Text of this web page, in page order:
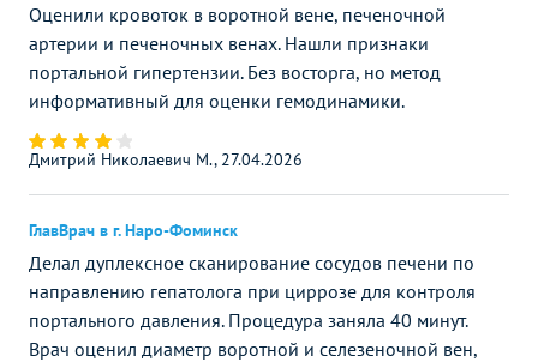
Оценили кровоток в воротной вене, печеночной
артерии и печеночных венах. Нашли признаки
портальной гипертензии. Без восторга, но метод
информативный для оценки гемодинамики.
Дмитрий Николаевич М., 27.04.2026
ГлавВрач в г. Наро-Фоминск
Делал дуплексное сканирование сосудов печени по
направлению гепатолога при циррозе для контроля
портального давления. Процедура заняла 40 минут.
Врач оценил диаметр воротной и селезеночной вен,